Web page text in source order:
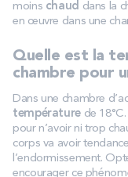
moins chaud dans la
en œuvre dans une
Quelle est la
chambre pour
Dans une chambre
température de
pour n’avoir ni trop
corps va avoir
l’endormissement.
encourager ce